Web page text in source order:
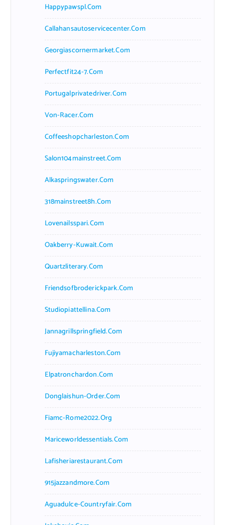
Happypawspl.com
Callahansautoservicecenter.com
Georgiascornermarket.com
Perfectfit24-7.com
Portugalprivatedriver.com
Von-Racer.com
Coffeeshopcharleston.com
Salon104mainstreet.com
Alkaspringswater.com
318mainstreet8h.com
Lovenailsspari.com
Oakberry-Kuwait.com
Quartzliterary.com
Friendsofbroderickpark.com
Studiopiattellina.com
Jannagrillspringfield.com
Fujiyamacharleston.com
Elpatronchardon.com
Donglaishun-Order.com
Fiamc-Rome2022.org
Mariceworldessentials.com
Lafisheriarestaurant.com
915jazzandmore.com
Aguadulce-Countryfair.com